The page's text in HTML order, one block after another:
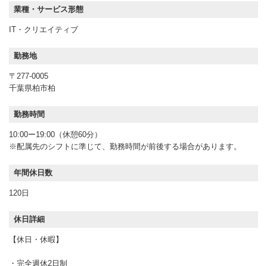
業種・サービス形態
IT・クリエイティブ
勤務地
〒277-0005
千葉県柏市柏
勤務時間
10:00ー19:00（休憩60分）
※配属先のシフトに準じて、勤務時間が前後する場合があります。
年間休日数
120日
休日詳細
【休日・休暇】
・完全週休2日制